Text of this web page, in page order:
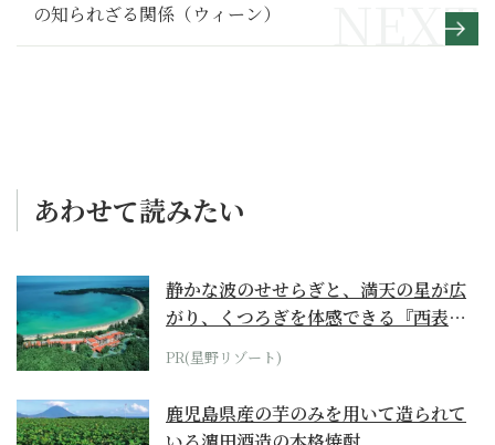
の知られざる関係（ウィーン）
あわせて読みたい
静かな波のせせらぎと、満天の星が広
がり、くつろぎを体感できる『西表島
ホテル by...
PR(星野リゾート)
鹿児島県産の芋のみを用いて造られて